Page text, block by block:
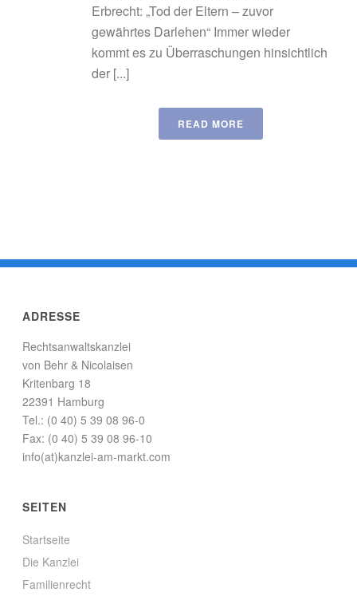
Erbrecht: „Tod der Eltern – zuvor
gewährtes Darlehen“ Immer wieder
kommt es zu Überraschungen hinsichtlich
der [...]
READ MORE
ADRESSE
Rechtsanwaltskanzlei
von Behr & Nicolaisen
Kritenbarg 18
22391 Hamburg
Tel.: (0 40) 5 39 08 96-0
Fax: (0 40) 5 39 08 96-10
info(at)kanzlei-am-markt.com
SEITEN
Startseite
Die Kanzlei
Familienrecht